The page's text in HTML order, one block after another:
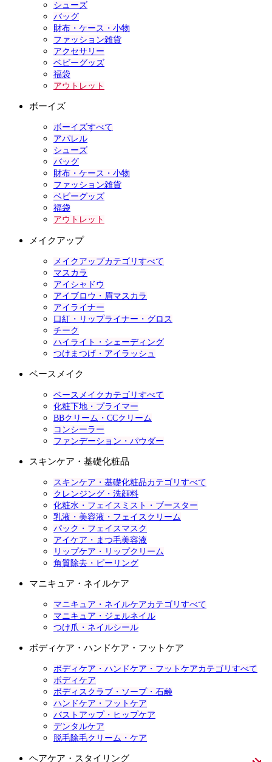
シューズ
バッグ
財布・ケース・小物
ファッション雑貨
アクセサリー
ベビーグッズ
福袋
アウトレット
ボーイズ
ボーイズすべて
アパレル
シューズ
バッグ
財布・ケース・小物
ファッション雑貨
ベビーグッズ
福袋
アウトレット
メイクアップ
メイクアップカテゴリすべて
マスカラ
アイシャドウ
アイブロウ・眉マスカラ
アイライナー
口紅・リップライナー・グロス
チーク
ハイライト・シェーディング
つけまつげ・アイラッシュ
ベースメイク
ベースメイクカテゴリすべて
化粧下地・プライマー
BBクリーム・CCクリーム
コンシーラー
ファンデーション・パウダー
スキンケア・基礎化粧品
スキンケア・基礎化粧品カテゴリすべて
クレンジング・洗顔料
化粧水・フェイスミスト・ブースター
乳液・美容液・フェイスクリーム
パック・フェイスマスク
アイケア・まつ毛美容液
リップケア・リップクリーム
角質除去・ピーリング
マニキュア・ネイルケア
マニキュア・ネイルケアカテゴリすべて
マニキュア・ジェルネイル
つけ爪・ネイルシール
ボディケア・ハンドケア・フットケア
ボディケア・ハンドケア・フットケアカテゴリすべて
ボディケア
ボディスクラブ・ソープ・石鹸
ハンドケア・フットケア
バストアップ・ヒップケア
デンタルケア
脱毛除毛クリーム・ケア
ヘアケア・スタイリング